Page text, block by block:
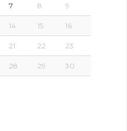
7 8 9
14 15 16
21 22 23
28 29 30